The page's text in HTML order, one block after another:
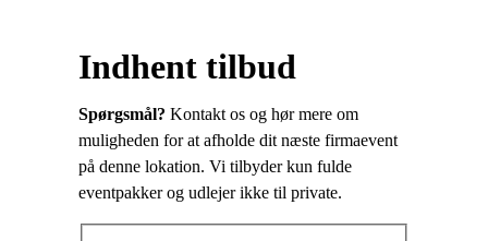
Indhent tilbud
Spørgsmål? Kontakt os og hør mere om
muligheden for at afholde dit næste firmaevent
på denne lokation. Vi tilbyder kun fulde
eventpakker og udlejer ikke til private.